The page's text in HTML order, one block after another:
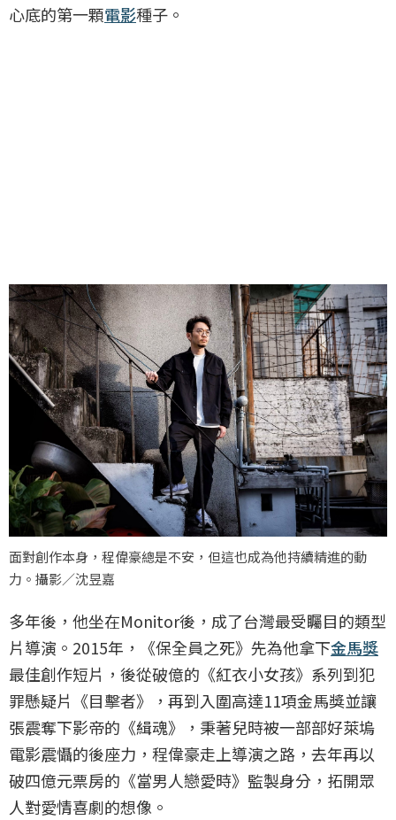
心底的第一顆電影種子。
面對創作本身，程偉豪總是不安，但這也成為他持續精進的動
力。攝影／沈昱嘉
多年後，他坐在Monitor後，成了台灣最受矚目的類型
片導演。2015年，《保全員之死》先為他拿下金馬獎
最佳創作短片，後從破億的《紅衣小女孩》系列到犯
罪懸疑片《目擊者》，再到入圍高達11項金馬獎並讓
張震奪下影帝的《緝魂》，秉著兒時被一部部好萊塢
電影震懾的後座力，程偉豪走上導演之路，去年再以
破四億元票房的《當男人戀愛時》監製身分，拓開眾
人對愛情喜劇的想像。